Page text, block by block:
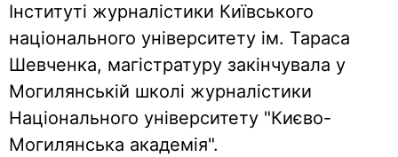
Інституті журналістики Київського
національного університету ім. Тараса
Шевченка, магістратуру закінчувала у
Могилянській школі журналістики
Національного університету "Києво-
Могилянська академія".